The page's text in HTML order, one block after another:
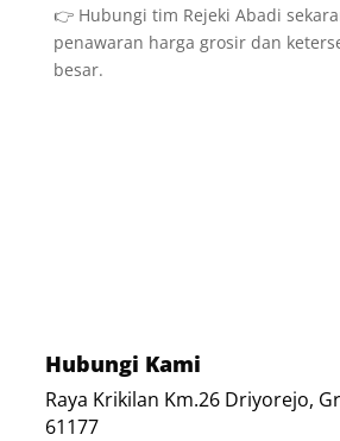
👉 Hubungi tim Rejeki Abadi
penawaran harga grosir dan
besar.
Hubungi Kami
Raya Krikilan Km.26 Driyorejo,
61177